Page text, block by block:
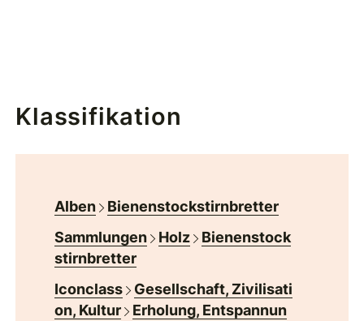
Klassifikation
Alben
Bienenstockstirnbretter
Sammlungen
Holz
Bienenstock
stirnbretter
Iconclass
Gesellschaft, Zivilisati
on, Kultur
Erholung, Entspannun